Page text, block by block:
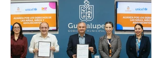
(PNUD) y las autoridades de 14
municipios y alcaldías con el Índice de
DesarrolloHumano (IDH) más alto del
país. La Red, explicó Anelis Elizondo,
es un o